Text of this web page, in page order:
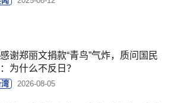
感谢郑丽文捐款“青鸟”气炸，质问国民
为什么不反日？
湾 2026-08-05